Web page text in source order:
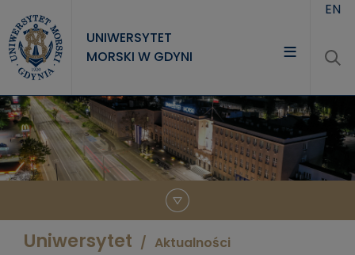
UNIWERSYTET
MORSKI W GDYNI
UNIWERSYTET
STUDIA
NAUKA
EN
Uniwersytet Aktualności